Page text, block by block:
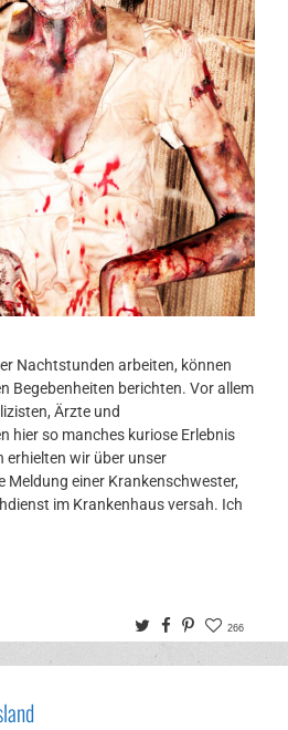
Nachtstunden arbeiten, können
Begebenheiten berichten. Vor allem
Ärzte und
hier so manches kuriose Erlebnis
erhielten wir über unser
Meldung einer Krankenschwester,
im Krankenhaus versah. Ich
TwitterFacebook
Pinterest
266